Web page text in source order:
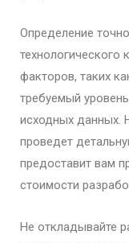
Определение
технологического
факторов, таких
требуемый
исходных данных.
проведет
предоставит вам
стоимости
Не откладывайте